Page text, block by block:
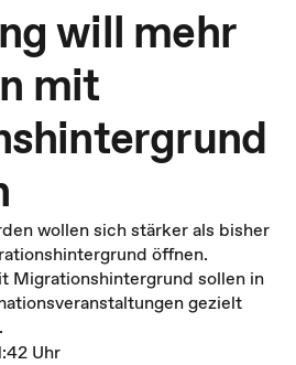
will mehr
mit
wollen sich stärker als bisher
öffnen.
Migrationshintergrund sollen in
gezielt
Uhr